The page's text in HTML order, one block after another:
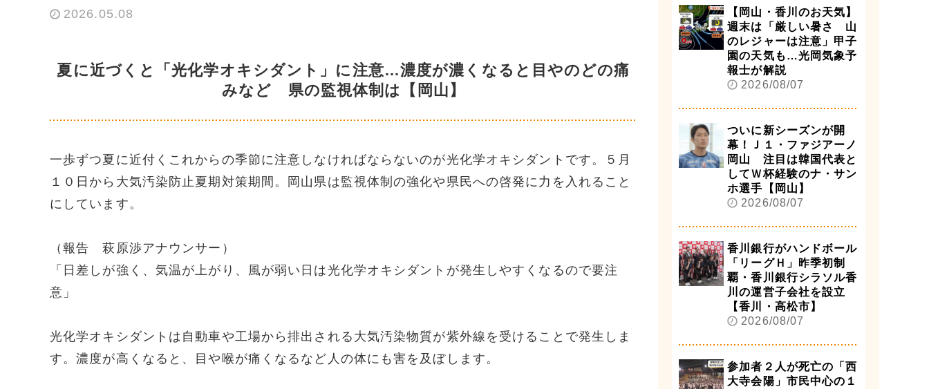
2026.05.08
夏に近づくと「光化学オキシダント」に注意…濃度が濃くなると目やのどの痛
みなど 県の監視体制は【岡山】
一歩ずつ夏に近付くこれからの季節に注意しなければならないのが光化学オキシダントです。５月
１０日から大気汚染防止夏期対策期間。岡山県は監視体制の強化や県民への啓発に力を入れること
にしています。
（報告 萩原渉アナウンサー）
「日差しが強く、気温が上がり、風が弱い日は光化学オキシダントが発生しやすくなるので要注
意」
光化学オキシダントは自動車や工場から排出される大気汚染物質が紫外線を受けることで発生しま
す。濃度が高くなると、目や喉が痛くなるなど人の体にも害を及ぼします。
【岡山・香川のお天気】
週末は「厳しい暑さ 山
のレジャーは注意」甲子
園の天気も…光岡気象予
報士が解説
2026/08/07
ついに新シーズンが開
幕！Ｊ１・ファジアーノ
岡山 注目は韓国代表と
してＷ杯経験のナ・サン
ホ選手【岡山】
2026/08/07
香川銀行がハンドボール
「リーグＨ」昨季初制
覇・香川銀行シラソル香
川の運営子会社を設立
【香川・高松市】
2026/08/07
参加者２人が死亡の「西
大寺会陽」市民中心の１